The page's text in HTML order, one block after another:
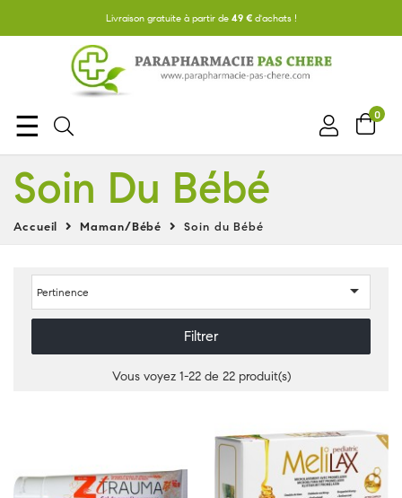
Livraison gratuite à partir de 49 €d'achats !
0
Basculer
la
navigation
☰
Soin Du Bébé
Accueil Maman/Bébé Soin du Bébé
Pertinence 
Filtrer
Vous voyez 1-22 de 22 produit(s)